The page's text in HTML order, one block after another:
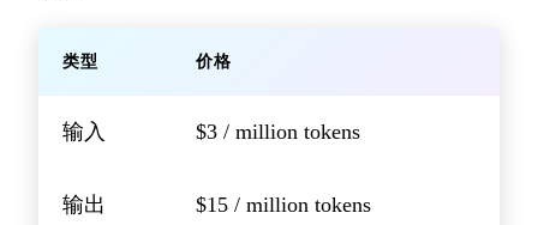
类型 价格
输入 $3 / million tokens
输出 $15 / million tokens